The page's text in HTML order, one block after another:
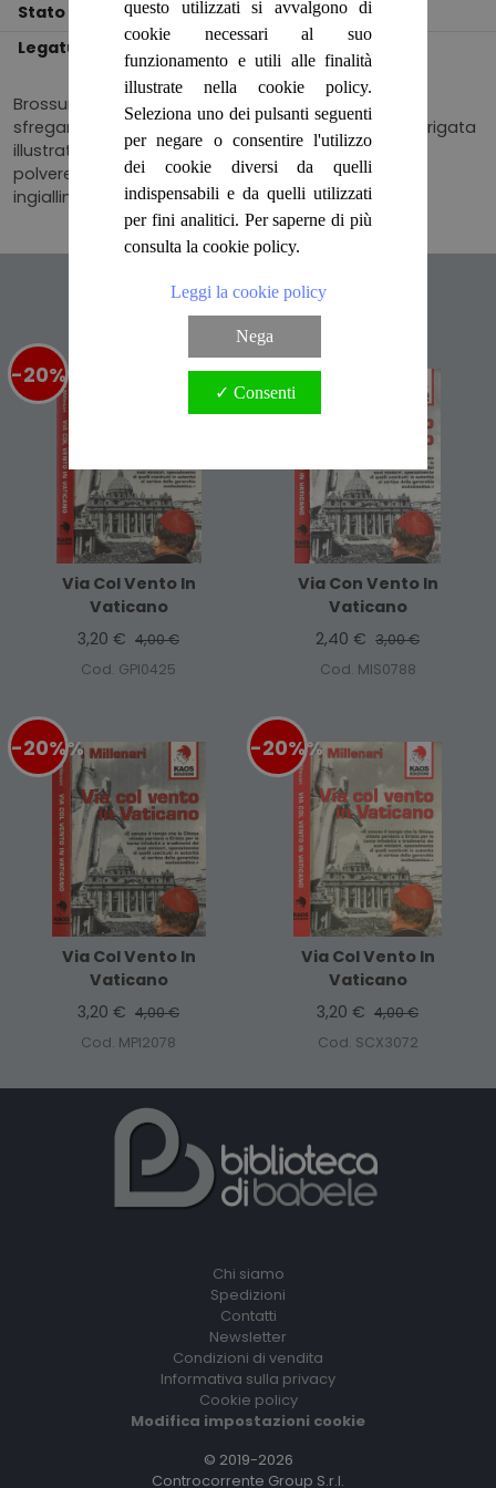
Stato
BUONO
Legatura
BROSSURA
Brossura commerciale di collana, piccoli segni di
sfregamento ai bordi della copertina in cartoncino rigata
illustrata a piena pagina e lievemente ombrata da
polvere, le pagine non presentano danni ma solo
ingiallimento ai tagli. N. pag. 299.
Articoli suggeriti
-20%%
Via Col Vento In
Vaticano
3,20 € 4,00 €
Cod. GPI0425
-20%%
Via Con Vento In
Vaticano
2,40 € 3,00 €
Cod. MIS0788
-20%%
Via Col Vento In
Vaticano
3,20 € 4,00 €
Cod. MPI2078
-20%%
Via Col Vento In
Vaticano
3,20 € 4,00 €
Cod. SCX3072
Chi siamo
Spedizioni
Contatti
Newsletter
Condizioni di vendita
Informativa sulla privacy
Cookie policy
Modifica impostazioni cookie
© 2019-2026
Controcorrente Group S.r.l.
questo utilizzati si avvalgono di
cookie necessari al suo
funzionamento e utili alle finalità
illustrate nella cookie policy.
Seleziona uno dei pulsanti seguenti
per negare o consentire l'utilizzo
dei cookie diversi da quelli
indispensabili e da quelli utilizzati
per fini analitici. Per saperne di più
consulta la cookie policy.
Leggi la cookie policy
Nega
✓ Consenti